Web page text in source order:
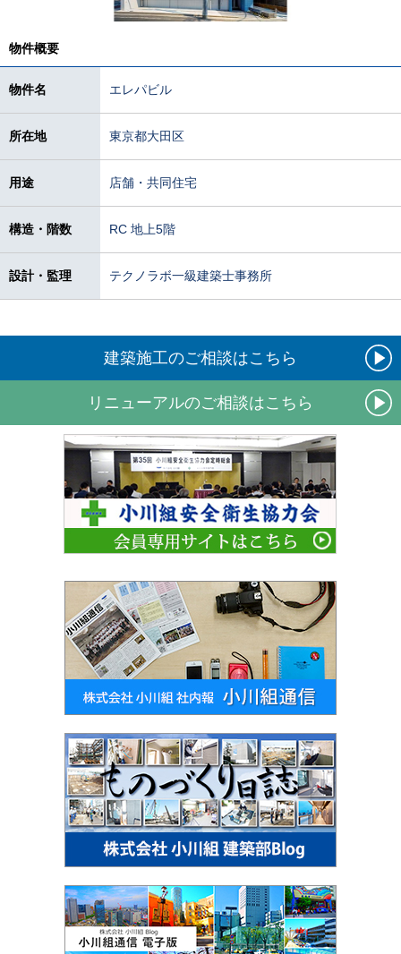
物件概要
物件名 エレパビル
所在地 東京都大田区
用途 店舗・共同住宅
構造・階数 RC 地上5階
設計・監理 テクノラボ一級建築士事務所
建築施工のご相談はこちら
リニューアルのご相談はこちら